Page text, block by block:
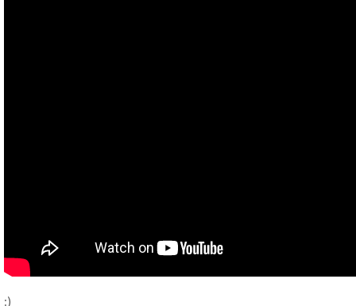
:)